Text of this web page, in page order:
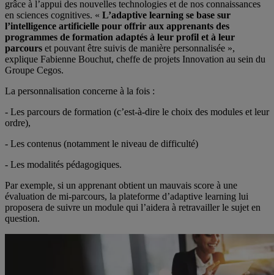
grâce à l’appui des nouvelles technologies et de nos connaissances
en sciences cognitives. « L’adaptive learning se base sur
l’intelligence artificielle pour offrir aux apprenants des
programmes de formation adaptés à leur profil et à leur
parcours et pouvant être suivis de manière personnalisée »,
explique Fabienne Bouchut, cheffe de projets Innovation au sein du
Groupe Cegos.
La personnalisation concerne à la fois :
- Les parcours de formation (c’est-à-dire le choix des modules et leur
ordre),
- Les contenus (notamment le niveau de difficulté)
- Les modalités pédagogiques.
Par exemple, si un apprenant obtient un mauvais score à une
évaluation de mi-parcours, la plateforme d’adaptive learning lui
proposera de suivre un module qui l’aidera à retravailler le sujet en
question.